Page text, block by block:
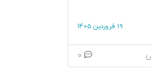
19 فروردین 1405